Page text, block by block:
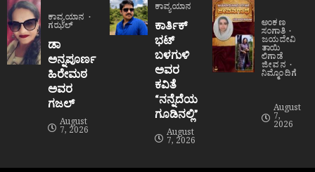
ಕಾವ್ಯಯಾನ
ಗಝಲ್
ಡಾ
ಅನ್ನಪೂರ್ಣ
ಹಿರೇಮಠ
ಅವರ
ಗಜಲ್
August
7, 2026
ಕಾವ್ಯಯಾನ
ಕಾರ್ತಿಕ್
ಭಟ್
ಬಳಗುಳಿ
ಅವರ
ಕವಿತೆ
“ನನ್ನೆದೆಯ
ಗೂಡಿನಲ್ಲಿ”
August
7, 2026
ಅಂಕಣ
ಸಂಗಾತಿ
ಜಯದೇವಿ
ತಾಯಿ
ಲಿಗಾಡೆ
ಜೀವನ
ನಿಮ್ಮೊಂದಿಗೆ
August
7,
2026